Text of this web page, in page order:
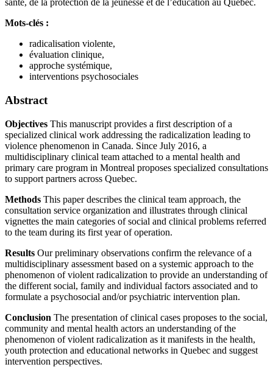
santé, de la protection de la jeunesse et de l’éducation au Québec.
Mots-clés :
radicalisation violente,
évaluation clinique,
approche systémique,
interventions psychosociales
Abstract
Objectives This manuscript provides a first description of a
specialized clinical work addressing the radicalization leading to
violence phenomenon in Canada. Since July 2016, a
multidisciplinary clinical team attached to a mental health and
primary care program in Montreal proposes specialized consultations
to support partners across Quebec.
Methods This paper describes the clinical team approach, the
consultation service organization and illustrates through clinical
vignettes the main categories of social and clinical problems referred
to the team during its first year of operation.
Results Our preliminary observations confirm the relevance of a
multidisciplinary assessment based on a systemic approach to the
phenomenon of violent radicalization to provide an understanding of
the different social, family and individual factors associated and to
formulate a psychosocial and/or psychiatric intervention plan.
Conclusion The presentation of clinical cases proposes to the social,
community and mental health actors an understanding of the
phenomenon of violent radicalization as it manifests in the health,
youth protection and educational networks in Quebec and suggest
intervention perspectives.